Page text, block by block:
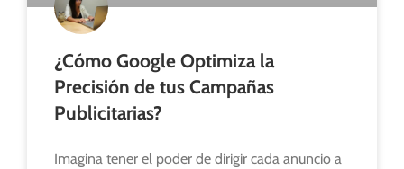
¿Cómo Google Optimiza la
Precisión de tus Campañas
Publicitarias?
Imagina tener el poder de dirigir cada anuncio a